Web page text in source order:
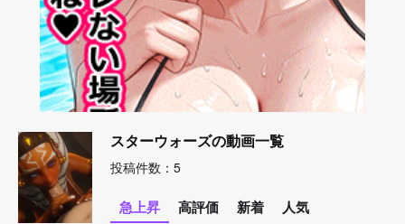
スターウォーズの動画一覧
投稿件数：5
急上昇 高評価 新着 人気